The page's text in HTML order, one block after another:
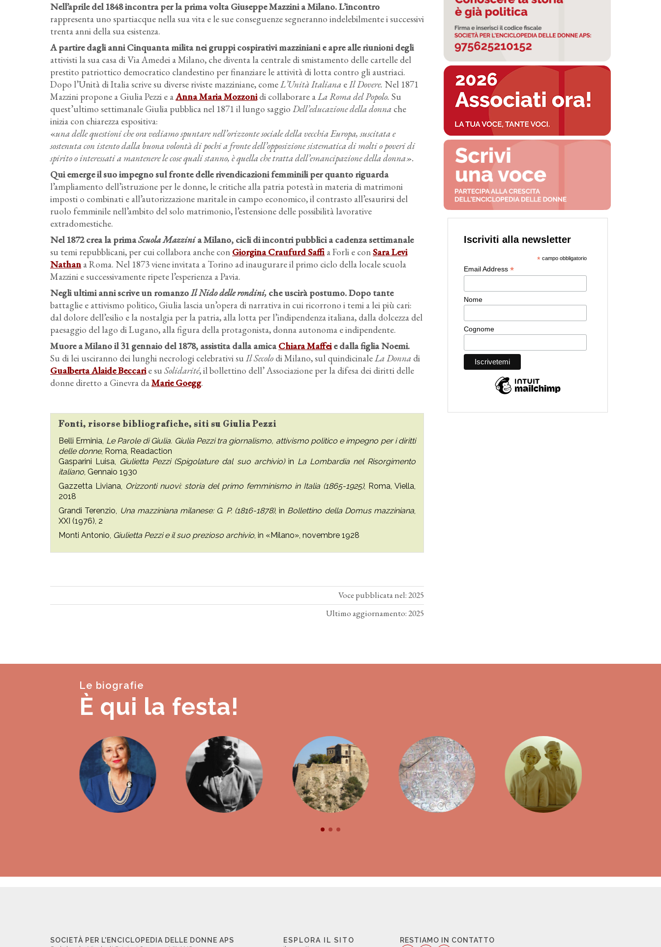
Nell’aprile del 1848 incontra per la prima volta Giuseppe Mazzini a Milano. L’incontro
rappresenta uno spartiacque nella sua vita e le sue conseguenze segneranno indelebilmente i successivi
trenta anni della sua esistenza.
A partire dagli anni Cinquanta milita nei gruppi cospirativi mazziniani e apre alle riunioni degli
attivisti la sua casa di Via Amedei a Milano, che diventa la centrale di smistamento delle cartelle del
prestito patriottico democratico clandestino per finanziare le attività di lotta contro gli austriaci.
Dopo l’Unità di Italia scrive su diverse riviste mazziniane, comeL’Unità Italiana eIl Dovere. Nel 1871
Mazzini propone a Giulia Pezzi e aAnna Maria Mozzonidi collaborare aLa Roma del Popolo. Su
quest’ultimo settimanale Giulia pubblica nel 1871 il lungo saggio Dell’educazione della donna che
inizia con chiarezza espositiva:
«una delle questioni che ora vediamo spuntare nell’orizzonte sociale della vecchia Europa, suscitata e
sostenuta con istento dalla buona volontà di pochi a fronte dell’opposizione sistematica di molti o poveri di
spirito o interessati a mantenere le cose quali stanno, è quella che tratta dell’emancipazione della donna».
Qui emerge il suo impegno sul fronte delle rivendicazioni femminili per quanto riguarda
l’ampliamento dell’istruzione per le donne, le critiche alla patria potestà in materia di matrimoni
imposti o combinati e all’autorizzazione maritale in campo economico, il contrasto all’esaurirsi del
ruolo femminile nell’ambito del solo matrimonio, l’estensione delle possibilità lavorative
extradomestiche.
Nel 1872 crea la primaScuola Mazzinia Milano, cicli di incontri pubblici a cadenza settimanale
su temi repubblicani, per cui collabora anche con Giorgina Craufurd Saffi a Forli e conSara Levi
Nathan a Roma. Nel 1873 viene invitata a Torino ad inaugurare il primo ciclo della locale scuola
Mazzini e successivamente ripete l’esperienza a Pavia.
Negli ultimi anni scrive un romanzoIl Nido delle rondini, che uscirà postumo. Dopo tante
battaglie e attivismo politico, Giulia lascia un’opera di narrativa in cui ricorrono i temi a lei più cari:
dal dolore dell’esilio e la nostalgia per la patria, alla lotta per l’indipendenza italiana, dalla dolcezza del
paesaggio del lago di Lugano, alla figura della protagonista, donna autonoma e indipendente.
Muore a Milano il 31 gennaio del 1878, assistita dalla amicaChiara Maffeie dalla figlia Noemi.
Su di lei usciranno dei lunghi necrologi celebrativi su Il Secolo di Milano, sul quindicinaleLa Donna di
Gualberta Alaide Beccarie su Solidarité, il bollettino dell’ Associazione per la difesa dei diritti delle
donne diretto a Ginevra daMarie Goegg.
Fonti, risorse bibliografiche, siti su Giulia Pezzi
Belli Erminia, Le Parole di Giulia. Giulia Pezzi tra giornalismo, attivismo politico e impegno per i diritti
delle donne, Roma, Readaction
Gasparini Luisa, Giulietta Pezzi (Spigolature dal suo archivio) in La Lombardia nel Risorgimento
italiano, Gennaio 1930
Gazzetta Liviana, Orizzonti nuovi: storia del primo femminismo in Italia (1865-1925), Roma, Viella,
2018
Grandi Terenzio, Una mazziniana milanese: G. P. (1816-1878), in Bollettino della Domus mazziniana,
XXI (1976), 2
Monti Antonio, Giulietta Pezzi e il suo prezioso archivio, in «Milano», novembre 1928
Voce pubblicata nel: 2025
Ultimo aggiornamento: 2025
Le biografie
È qui la festa!
SOCIETÀ PER L'ENCICLOPEDIA DELLE DONNE APS ESPLORA IL SITO RESTIAMO IN CONTATTO